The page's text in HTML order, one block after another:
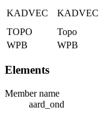
KADVEC
KADVEC
TOPO
Topo
WPB
WPB
Elements
Member name
aard_ond